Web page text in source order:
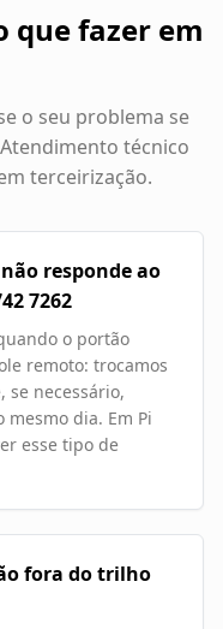
que fazer em
o seu problema se
técnico
terceirização.
responde ao
7262
o portão
remoto: trocamos
se necessário,
dia. Em Pi
esse tipo de
fora do trilho